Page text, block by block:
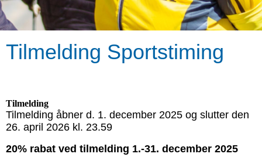
Tilmelding Sportstiming
Tilmelding
Tilmelding åbner d. 1. december 2025 og slutter den
26. april 2026 kl. 23.59
20% rabat ved tilmelding 1.-31. december 2025